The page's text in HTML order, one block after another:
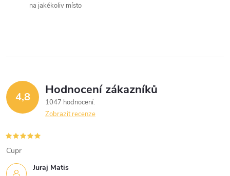
na jakékoliv místo
4,8 Hodnocení zákazníků
1047 hodnocení
Zobrazit recenze
Juraj Matis
Cupr